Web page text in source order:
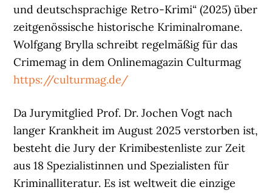
und deutschsprachige Retro-Krimi“ (2025) über
zeitgenössische historische Kriminalromane.
Wolfgang Brylla schreibt regelmäßig für das
Crimemag in dem Onlinemagazin Culturmag
https://culturmag.de/
Da Jurymitglied Prof. Dr. Jochen Vogt nach
langer Krankheit im August 2025 verstorben ist,
besteht die Jury der Krimibestenliste zur Zeit
aus 18 Spezialistinnen und Spezialisten für
Kriminalliteratur. Es ist weltweit die einzige